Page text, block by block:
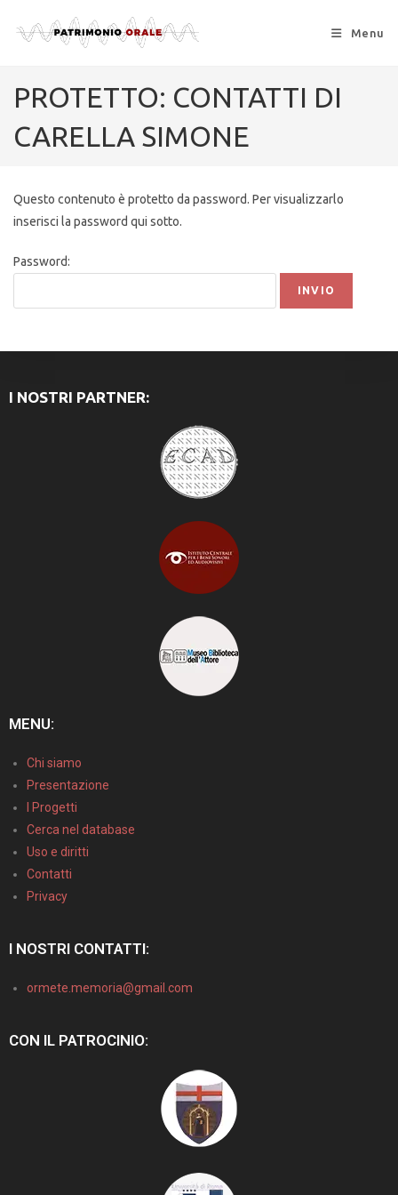
Menu
PROTETTO: CONTATTI DI
CARELLA SIMONE
Questo contenuto è protetto da password. Per visualizzarlo
inserisci la password qui sotto.
Password:
I NOSTRI PARTNER:
MENU:
Chi siamo
Presentazione
I Progetti
Cerca nel database
Uso e diritti
Contatti
Privacy
I NOSTRI CONTATTI:
ormete.memoria@gmail.com
CON IL PATROCINIO: